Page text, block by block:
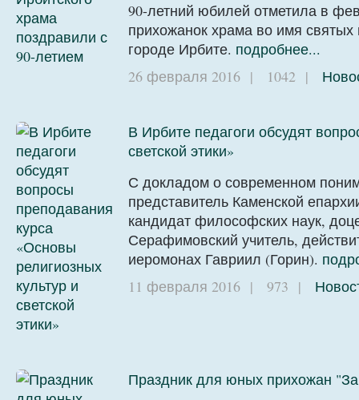
90-летний юбилей отметила в
прихожанок храма во имя
городе Ирбите. подробнее...
26 февраля 2016 | 1042 |
В Ирбите педагоги обсудят
светской этики»
С докладом о современном
представитель Каменской
кандидат философских наук,
Серафимовский учитель,
иеромонах Гавриил (Горин).
11 февраля 2016 | 973 |
Праздник для юных прихожан